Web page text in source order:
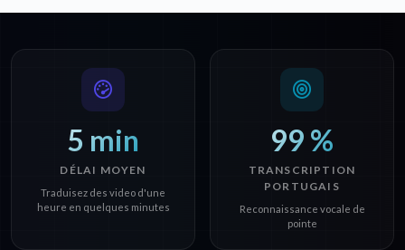
5 min
DÉLAI MOYEN
Traduisez des video d'une
heure en quelques minutes
99 %
TRANSCRIPTION
PORTUGAIS
Reconnaissance vocale de
pointe